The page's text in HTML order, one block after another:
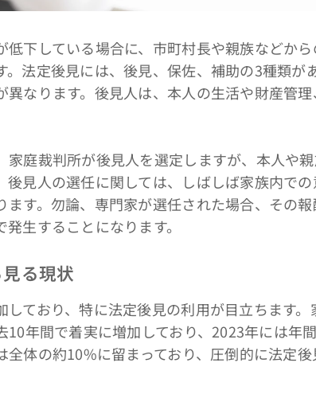
下している場合に、市町村長や親族などか
法定後見には、後見、保佐、補助の3種類が
なります。後見人は、本人の生活や財産管
庭裁判所が後見人を選定しますが、本人や
後見人の選任に関しては、しばしば家族内で
ます。勿論、専門家が選任された場合、その
生することになります。
る現状
ており、特に法定後見の利用が目立ちます
年間で着実に増加しており、2023年には年
体の約10%に留まっており、圧倒的に法定